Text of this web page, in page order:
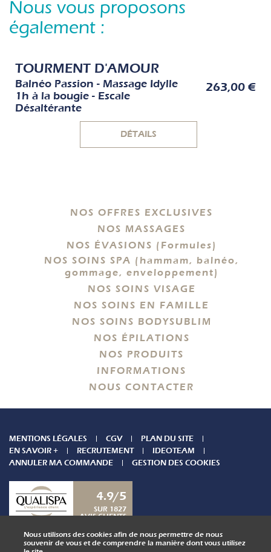
Nous utilisons des cookies afin de nous permettre de nous
souvenir de vous et de comprendre la manière dont vous utilisez
Nous vous proposons
également :
TOURMENT D'AMOUR
Balnéo Passion - Massage Idylle
1h à la bougie - Escale
Désaltérante
263,00 €
DÉTAILS
NOS OFFRES EXCLUSIVES
NOS MASSAGES
NOS ÉVASIONS (Formules)
NOS SOINS SPA (hammam, balnéo,
gommage, enveloppement)
NOS SOINS VISAGE
NOS SOINS EN FAMILLE
NOS SOINS BODYSUBLIM
NOS ÉPILATIONS
NOS PRODUITS
INFORMATIONS
NOUS CONTACTER
MENTIONS LÉGALES CGV
PLAN DU SITE
EN SAVOIR +
RECRUTEMENT
IDEOTEAM
ANNULER MA COMMANDE
GESTION DES COOKIES
4.9/5
SUR 1827
AVIS CLIENTS
NOUS CONTACTER